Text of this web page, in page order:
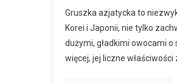
Gruszka azjatycka to
Korei i Japonii, nie tylko
dużymi, gładkimi owocami
więcej, jej liczne